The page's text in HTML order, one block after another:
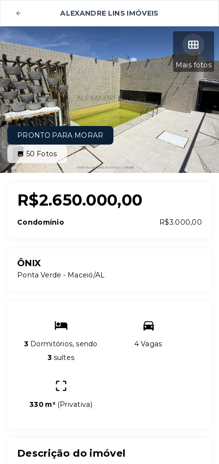
ALEXANDRE LINS IMÓVEIS
Mais fotos
PRONTO PARA MORAR
50 Fotos
R$2.650.000,00
Condomínio R$3.000,00
ÔNIX
Ponta Verde - Maceió/AL
3 Dormitórios, sendo
3suítes
4 Vagas
330 m² (Privativa)
Descrição do imóvel